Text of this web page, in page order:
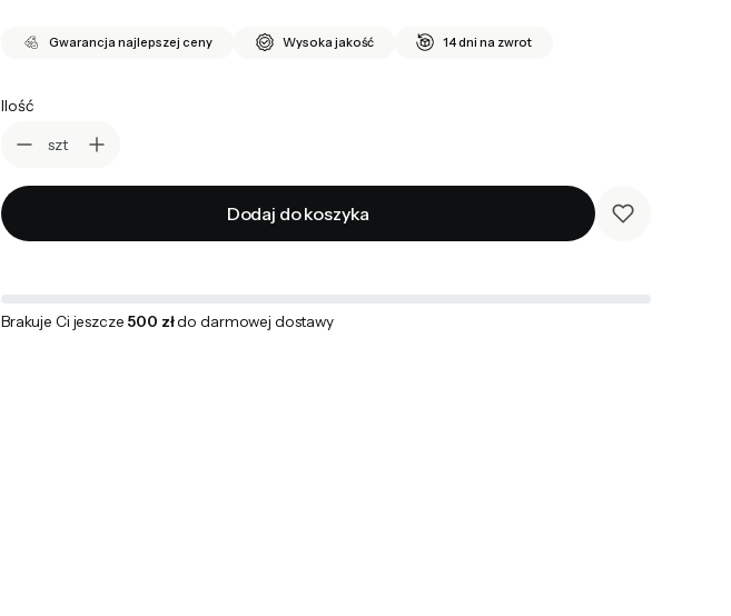
Gwarancja najlepszej ceny Wysoka jakość 14 dni na zwrot
Ilość
szt
Dodaj do koszyka
Brakuje Ci jeszcze 500 złdo darmowej dostawy